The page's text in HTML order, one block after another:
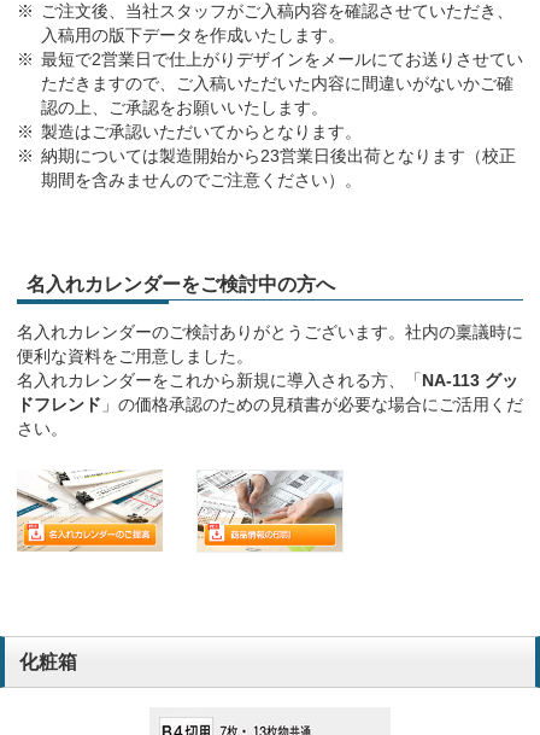
ご注文後、当社スタッフがご入稿内容を確認させていただき、
入稿用の版下データを作成いたします。
最短で2営業日で仕上がりデザインをメールにてお送りさせてい
ただきますので、ご入稿いただいた内容に間違いがないかご確
認の上、ご承認をお願いいたします。
製造はご承認いただいてからとなります。
納期については製造開始から23営業日後出荷となります（校正
期間を含みませんのでご注意ください）。
名入れカレンダーをご検討中の方へ
名入れカレンダーのご検討ありがとうございます。社内の稟議時に
便利な資料をご用意しました。
名入れカレンダーをこれから新規に導入される方、「NA-113 グッ
ドフレンド 」の価格承認のための見積書が必要な場合にご活用くだ
さい。
化粧箱